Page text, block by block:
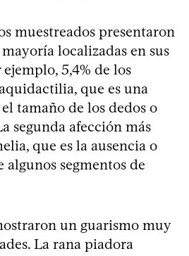
muestreados presentaron
localizadas en sus
5,4% de los
que es una
tamaño de los dedos o
segunda afección más
que es la ausencia o
segmentos de
un guarismo muy
La rana piadora